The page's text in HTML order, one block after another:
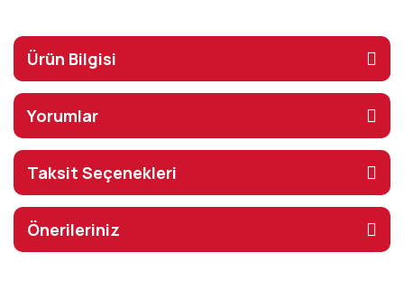
Ürün Bilgisi
Yorumlar
Taksit Seçenekleri
Önerileriniz